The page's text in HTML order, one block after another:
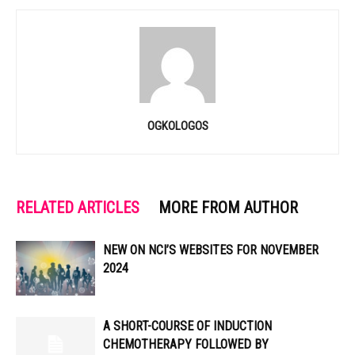
OGKOLOGOS
RELATED ARTICLES MORE FROM AUTHOR
NEW ON NCI’S WEBSITES FOR NOVEMBER
2024
A SHORT-COURSE OF INDUCTION
CHEMOTHERAPY FOLLOWED BY